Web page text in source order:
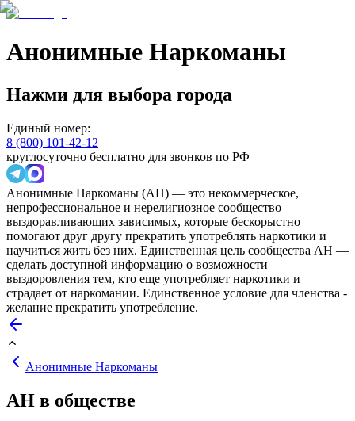
Анонимные Наркоманы
Нажми для выбора города
Единый номер:
8 (800) 101-42-12
круглосуточно бесплатно для звонков по РФ
Анонимные Наркоманы (АН) — это некоммерческое,
непрофессиональное и нерелигиозное сообщество
выздоравливающих зависимых, которые бескорыстно
помогают друг другу прекратить употреблять наркотики и
научиться жить без них. Единственная цель сообщества АН —
сделать доступной информацию о возможности
выздоровления тем, кто еще употребляет наркотики и
страдает от наркомании. Единственное условие для членства -
желание прекратить употребление.
Анонимные Наркоманы
АН в обществе